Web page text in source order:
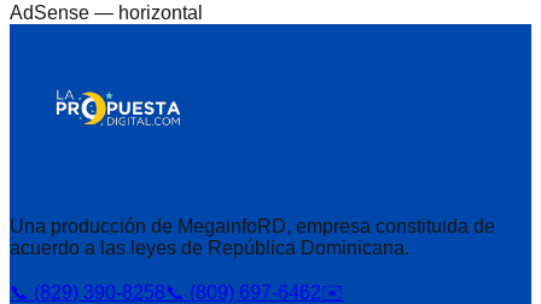
AdSense — horizontal
Una producción de MegainfoRD, empresa constituida de
acuerdo a las leyes de República Dominicana.
📞 (829) 390-8258📞 (809) 697-6462✉️